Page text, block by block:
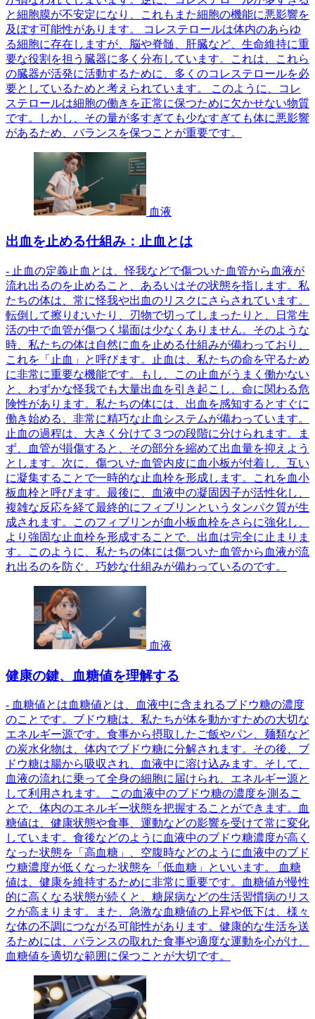
と細胞膜が不安定になり、これもまた細胞の機能に悪影響を
及ぼす可能性があります。 コレステロールは体内のあらゆ
る細胞に存在しますが、脳や脊髄、肝臓など、生命維持に重
要な役割を担う臓器に多く分布しています。これは、これら
の臓器が活発に活動するために、多くのコレステロールを必
要としているためと考えられています。 このように、コレ
ステロールは細胞の働きを正常に保つために欠かせない物質
です。しかし、その量が多すぎても少なすぎても体に悪影響
があるため、バランスを保つことが重要です。
血液
出血を止める仕組み：止血とは
- 止血の定義止血とは、怪我などで傷ついた血管から血液が
流れ出るのを止めること、あるいはその状態を指します。私
たちの体は、常に怪我や出血のリスクにさらされています。
転倒して擦りむいたり、刃物で切ってしまったりと、日常生
活の中で血管が傷つく場面は少なくありません。そのような
時、私たちの体は自然に血を止める仕組みが備わっており、
これを「止血」と呼びます。止血は、私たちの命を守るため
に非常に重要な機能です。もし、この止血がうまく働かない
と、わずかな怪我でも大量出血を引き起こし、命に関わる危
険性があります。私たちの体には、出血を感知するとすぐに
働き始める、非常に精巧な止血システムが備わっています。
止血の過程は、大きく分けて３つの段階に分けられます。ま
ず、血管が損傷すると、その部分を縮めて出血量を抑えよう
とします。次に、傷ついた血管内皮に血小板が付着し、互い
に凝集することで一時的な止血栓を形成します。これを血小
板血栓と呼びます。最後に、血液中の凝固因子が活性化し、
複雑な反応を経て最終的にフィブリンというタンパク質が生
成されます。このフィブリンが血小板血栓をさらに強化し、
より強固な止血栓を形成することで、出血は完全に止まりま
す。このように、私たちの体には傷ついた血管から血液が流
れ出るのを防ぐ、巧妙な仕組みが備わっているのです。
血液
健康の鍵、血糖値を理解する
- 血糖値とは血糖値とは、血液中に含まれるブドウ糖の濃度
のことです。ブドウ糖は、私たちが体を動かすための大切な
エネルギー源です。食事から摂取したご飯やパン、麺類など
の炭水化物は、体内でブドウ糖に分解されます。その後、ブ
ドウ糖は腸から吸収され、血液中に溶け込みます。そして、
血液の流れに乗って全身の細胞に届けられ、エネルギー源と
して利用されます。 この血液中のブドウ糖の濃度を測るこ
とで、体内のエネルギー状態を把握することができます。血
糖値は、健康状態や食事、運動などの影響を受けて常に変化
しています。食後などのように血液中のブドウ糖濃度が高く
なった状態を「高血糖」、空腹時などのように血液中のブド
ウ糖濃度が低くなった状態を「低血糖」といいます。 血糖
値は、健康を維持するために非常に重要です。血糖値が慢性
的に高くなる状態が続くと、糖尿病などの生活習慣病のリス
クが高まります。また、急激な血糖値の上昇や低下は、様々
な体の不調につながる可能性があります。健康的な生活を送
るためには、バランスの取れた食事や適度な運動を心がけ、
血糖値を適切な範囲に保つことが大切です。